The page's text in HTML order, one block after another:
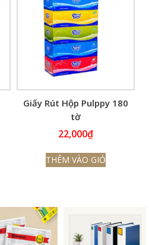
Giấy Rút Hộp Pulppy 180
tờ
22,000₫
THÊM VÀO GIỎ